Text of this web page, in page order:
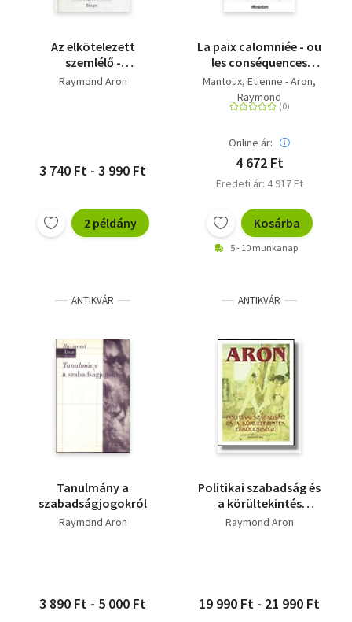
Az elkötelezett
szemlélő -
Beszélgetések Jean-
Raymond Aron
3 740 Ft - 3 990 Ft
2 példány
La paix calomniée - ou
les conséquences
économiques de M.
Keynes
Mantoux, Etienne - Aron,
Raymond
Online ár:
4 672 Ft
Eredeti ár: 4 917 Ft
Kosárba
5 - 10 munkanap
ANTIKVÁR
Tanulmány a
szabadságjogokról
Raymond Aron
3 890 Ft - 5 000 Ft
ANTIKVÁR
Politikai szabadság és
a körültekintés
erkölcsisége
Raymond Aron
19 990 Ft - 21 990 Ft